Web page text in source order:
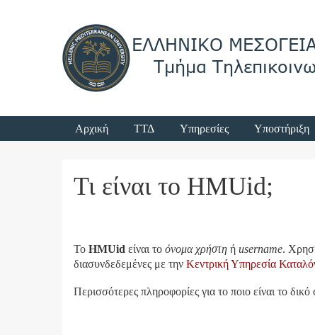
Κύριο μενού
Αρχική ΤΤΔ Υπηρεσίες Υποστήριξη
Login
Τι είναι το HMUid;
Το HMUid είναι το όνομα χρήστη ή username.
διασυνδεδεμένες με την Κεντρική Υπηρεσία
Περισσότερες πληροφορίες για το ποιο είναι το δικό